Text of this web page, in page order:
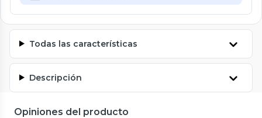
Todas las características
Descripción
Opiniones del producto